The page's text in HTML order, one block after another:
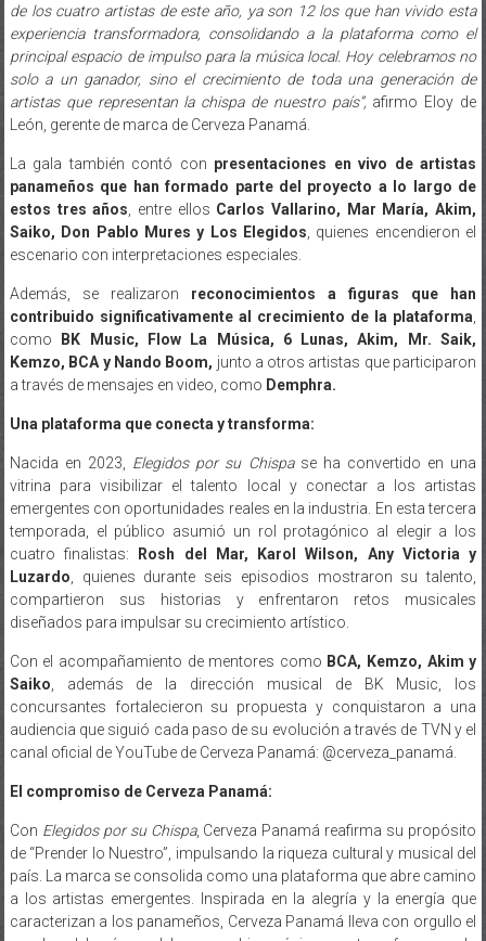
principal espacio de impulso para la música local. Hoy celebramos no
solo a un ganador, sino el crecimiento de toda una generación de
artistas que representan la chispa de nuestro país”,afirmo Eloy de
León, gerente de marca de Cerveza Panamá.
La gala también contó conpresentaciones en vivo de artistas
estos tres años , entre ellosCarlos Vallarino, Mar María, Akim,
Saiko, Don Pablo Mures y Los Elegidos , quienes encendieron el
escenario con interpretaciones especiales.
Además, se realizaronreconocimientos a figuras que han
comoBK Music, Flow La Música, 6 Lunas, Akim, Mr. Saik,
Kemzo, BCA y Nando Boom,junto a otros artistas que participaron
a través de mensajes en video, comoDemphra.
Una plataforma que conecta y transforma:
Nacida en 2023,Elegidos por su Chispase ha convertido en una
emergentes con oportunidades reales en la industria. En esta tercera
temporada, el público asumió un rol protagónico al elegir a los
cuatro finalistas:Rosh del Mar, Karol Wilson, Any Victoria y
Luzardo, quienes durante seis episodios mostraron su talento,
compartieron sus historias y enfrentaron retos musicales
diseñados para impulsar su crecimiento artístico.
Con el acompañamiento de mentores comoBCA, Kemzo, Akim y
concursantes fortalecieron su propuesta y conquistaron a una
audiencia que siguió cada paso de su evolución a través de TVN y el
canal oficial de YouTube de Cerveza Panamá: @cerveza_panamá.
El compromiso de Cerveza Panamá:
ConElegidos por su Chispa, Cerveza Panamá reafirma su propósito
país. La marca se consolida como una plataforma que abre camino
a los artistas emergentes. Inspirada en la alegría y la energía que
caracterizan a los panameños, Cerveza Panamá lleva con orgullo el
nombre del país y celebra esa chispa única que transforma cada
escenario y cada momento en una verdadera fiesta nacional.